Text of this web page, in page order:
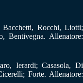
Rocchi, Liotti;
Bentivegna. Allenatore:
Ierardi; Casasola, Di
Forte. Allenatore: